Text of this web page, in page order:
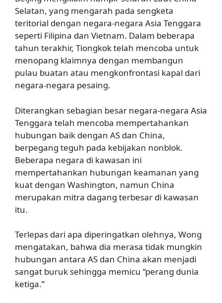
Selatan, yang mengarah pada sengketa
teritorial dengan negara-negara Asia Tenggara
seperti Filipina dan Vietnam. Dalam beberapa
tahun terakhir, Tiongkok telah mencoba untuk
menopang klaimnya dengan membangun
pulau buatan atau mengkonfrontasi kapal dari
negara-negara pesaing.
Diterangkan sebagian besar negara-negara Asia
Tenggara telah mencoba mempertahankan
hubungan baik dengan AS dan China,
berpegang teguh pada kebijakan nonblok.
Beberapa negara di kawasan ini
mempertahankan hubungan keamanan yang
kuat dengan Washington, namun China
merupakan mitra dagang terbesar di kawasan
itu.
Terlepas dari apa diperingatkan olehnya, Wong
mengatakan, bahwa dia merasa tidak mungkin
hubungan antara AS dan China akan menjadi
sangat buruk sehingga memicu “perang dunia
ketiga.”